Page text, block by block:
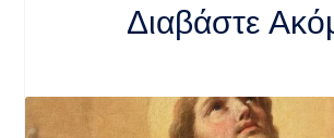
Διαβάστε